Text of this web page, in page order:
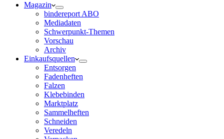
Magazin
bindereport ABO
Mediadaten
Schwerpunkt-Themen
Vorschau
Archiv
Einkaufsquellen
Entsorgen
Fadenheften
Falzen
Klebebinden
Marktplatz
Sammelheften
Schneiden
Veredeln